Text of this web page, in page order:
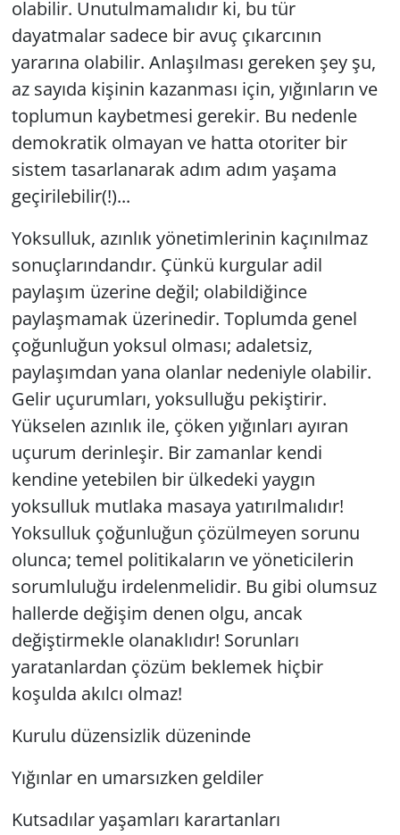
olabilir. Unutulmamalıdır ki, bu tür
dayatmalar sadece bir avuç çıkarcının
yararına olabilir. Anlaşılması gereken şey şu,
az sayıda kişinin kazanması için, yığınların ve
toplumun kaybetmesi gerekir. Bu nedenle
demokratik olmayan ve hatta otoriter bir
sistem tasarlanarak adım adım yaşama
geçirilebilir(!)...
Yoksulluk, azınlık yönetimlerinin kaçınılmaz
sonuçlarındandır. Çünkü kurgular adil
paylaşım üzerine değil; olabildiğince
paylaşmamak üzerinedir. Toplumda genel
çoğunluğun yoksul olması; adaletsiz,
paylaşımdan yana olanlar nedeniyle olabilir.
Gelir uçurumları, yoksulluğu pekiştirir.
Yükselen azınlık ile, çöken yığınları ayıran
uçurum derinleşir. Bir zamanlar kendi
kendine yetebilen bir ülkedeki yaygın
yoksulluk mutlaka masaya yatırılmalıdır!
Yoksulluk çoğunluğun çözülmeyen sorunu
olunca; temel politikaların ve yöneticilerin
sorumluluğu irdelenmelidir. Bu gibi olumsuz
hallerde değişim denen olgu, ancak
değiştirmekle olanaklıdır! Sorunları
yaratanlardan çözüm beklemek hiçbir
koşulda akılcı olmaz!
Kurulu düzensizlik düzeninde
Yığınlar en umarsızken geldiler
Kutsadılar yaşamları karartanları